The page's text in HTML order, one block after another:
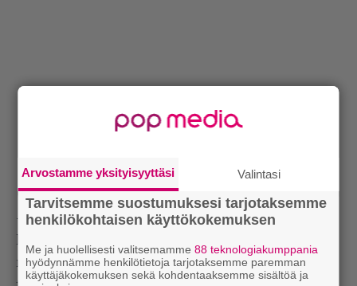
– Tämä on ollut uskomatonta: Slovenia on niin
kaunis maa! Todellinen piilotettu helmi. Olemme
niin onnellisia, että olemme täällä! Olemme
Arvostamme yksityisyyttäsi Valintasi
Tarvitsemme suostumuksesi tarjotaksemme
henkilökohtaisen käyttökokemuksen
Me ja huolellisesti valitsemamme88 teknologiakumppania
hyödynnämme henkilötietoja tarjotaksemme paremman
käyttäjäkokemuksen sekä kohdentaaksemme sisältöä ja